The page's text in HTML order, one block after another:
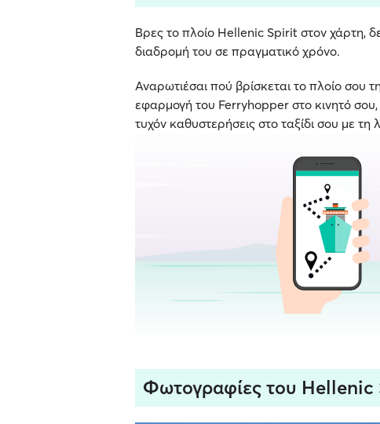
Βρες το πλοίο Hellenic Spirit στον χάρτη,
διαδρομή του σε πραγματικό χρόνο.
Αναρωτιέσαι πού βρίσκεται το πλοίο σου
εφαρμογή του Ferryhopper στο κινητό
τυχόν καθυστερήσεις στο ταξίδι σου με τη
Φωτογραφίες του